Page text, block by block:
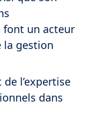
font un acteur
la gestion
l’expertise
dans